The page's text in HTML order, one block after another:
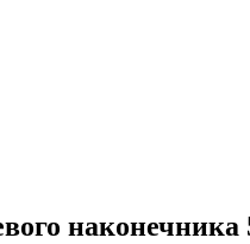
наконечника